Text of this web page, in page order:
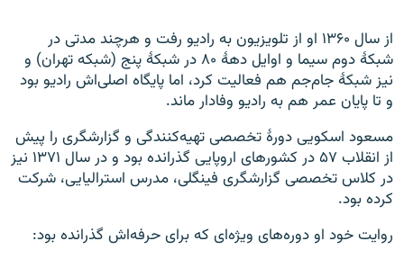
از سال ۱۳۶۰ او از تلویزیون به رادیو رفت و هرچند مدتی در
شبکهٔ دوم سیما و اوایل دههٔ ۸۰ در شبکهٔ پنج (شبکه تهران) و
نیز شبکهٔ جام‌جم هم فعالیت کرد، اما پایگاه اصلی‌اش رادیو بود
و تا پایان عمر هم به رادیو وفادار ماند.
مسعود اسکویی دورهٔ تخصصی تهیه‌کنندگی و گزارشگری را پیش
از انقلاب ۵۷ در کشورهای اروپایی گذرانده بود و در سال ۱۳۷۱ نیز
در کلاس تخصصی گزارشگری فینگلی، مدرس استرالیایی، شرکت
کرده بود.
روایت خود او دوره‌های ویژه‌ای که برای حرفه‌اش گذرانده بود: